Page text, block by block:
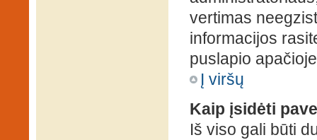
vertimas
informacijos
puslapio
Į viršų
Kaip įsidėti
Iš viso gali būti